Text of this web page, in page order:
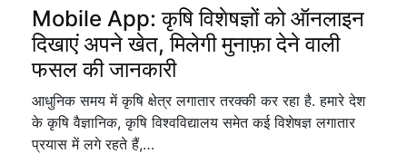
Mobile App: कृषि विशेषज्ञों को ऑनलाइन
दिखाएं अपने खेत, मिलेगी मुनाफ़ा देने वाली
फसल की जानकारी
आधुनिक समय में कृषि क्षेत्र लगातार तरक्की कर रहा है. हमारे देश
के कृषि वैज्ञानिक, कृषि विश्वविद्यालय समेत कई विशेषज्ञ लगातार
प्रयास में लगे रहते हैं,…